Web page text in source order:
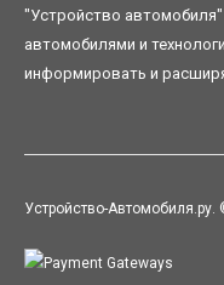
"Устройство автомобиля"
автомобилями и
информировать и
Устройство-